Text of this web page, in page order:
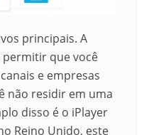
principais. A
permitir que você
e empresas
não residir em uma
disso é o iPlayer
Reino Unido, este